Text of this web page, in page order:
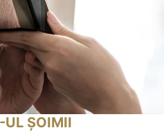
UL ȘOIMII